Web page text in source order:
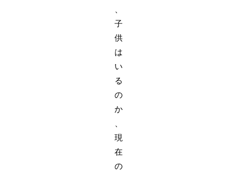
子
供
は
い
る
の
か
現
在
の